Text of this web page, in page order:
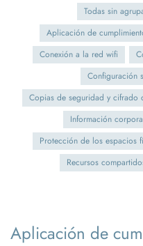
Todas sin
Aplicación de
Conexión a la red wifi
Configuración
Copias de seguridad y cifrado
Información
Protección de los espacios
Recursos
Aplicación de